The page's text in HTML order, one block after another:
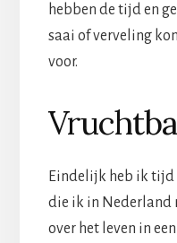
hebben de tijd en
saai of verveling
voor.
Eindelijk heb ik tijd
die ik in Nederland
over het leven in